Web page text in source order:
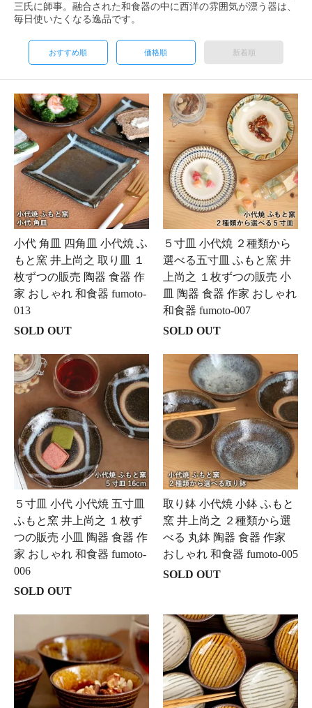
三氏に師事。融合された和食器の中に西洋の雰囲気が漂う器は、
毎日使いたくなる逸品です。
おすすめ順 価格順 新着順
小代 角皿 四角皿 小代焼 ふ
もと窯 井上尚之 取り皿 １
枚ずつの販売 陶器 食器 作
家 おしゃれ 和食器 fumoto-
013
SOLD OUT
５寸皿 小代焼 ２種類から
選べる五寸皿 ふもと窯 井
上尚之 １枚ずつの販売 小
皿 陶器 食器 作家 おしゃれ
和食器 fumoto-007
SOLD OUT
５寸皿 小代 小代焼 五寸皿
ふもと窯 井上尚之 １枚ず
つの販売 小皿 陶器 食器 作
家 おしゃれ 和食器 fumoto-
006
SOLD OUT
取り鉢 小代焼 小鉢 ふもと
窯 井上尚之 ２種類から選
べる 丸鉢 陶器 食器 作家
おしゃれ 和食器 fumoto-005
SOLD OUT